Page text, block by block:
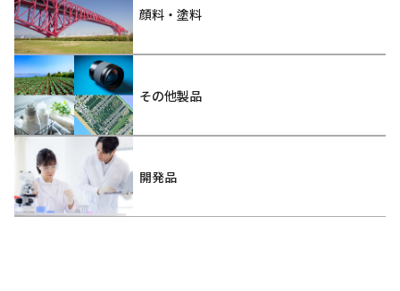
顔料・塗料
その他製品
開発品